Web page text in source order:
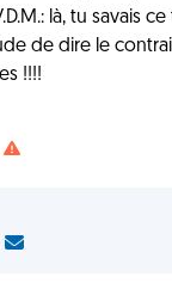
là, tu savais
de dire le
!!!!